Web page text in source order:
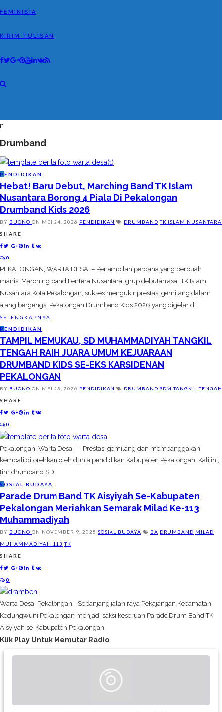
FEMINISIA
KIRIM TULISAN
n
Drumband
P ENDIDIKAN
Hebat! Baru Debut, Marching Band TK Islam
Nusantara Borong 4 Piala Di Pekalongan
Drumband Kids 2026
BY BUONO ON MEI 24, 2026 PENDIDIKAN DRUMBAND TK ISLAM NUSANTARA
SHARE
0
PEKALONGAN, WARTA DESA. – Penampilan perdana yang berbuah
manis. Marching band Lentera Nusantara, grup debutan asal TK Islam
Nusantara Kota Pekalongan, sukses mengukir prestasi gemilang dalam
ajang bergengsi Pekalongan Drumband Kids 2026 yang digelar di
SELENGKAPNYA
P ENDIDIKAN
TAMPIL MEMUKAU, SD MUHAMMADIYAH TANGKIL
TENGAH RAIH JUARA UMUM KEJUARAAN
DRUMBAND KIDS SE-EKS KARSIDENAN
PEKALONGAN
BY BUONO ON MEI 23, 2026 PENDIDIKAN DRUMBAND SDM TANGKIL TENGAH
SHARE
0
Pekalongan, Warta Desa. — Prestasi gemilang dan membanggakan
kembali ditorehkan oleh dunia pendidikan Kabupaten Pekalongan. Kali ini,
tim drumband SD
S OSIAL BUDAYA
Parade Drum Band TK Aisyiyah Se-Kabupaten
Pekalongan Meriahkan Semarak Milad Ke-113
Muhammadiyah
BY BUONO ON NOVEMBER 9, 2025 SOSIAL BUDAYA BA DRUMBAND MILAD
MUHAMMADIYAH 113 TK
SHARE
0
Warta Desa, Pekalongan - Sepanjang jalan raya Pekajangan Kecamatan
Kedungwuni Pekalongan menjadi saksi keseruan Parade Drum Band TK
Aisyiyah se-Kabupaten Pekalongan
Klik Play Untuk Memutar Radio